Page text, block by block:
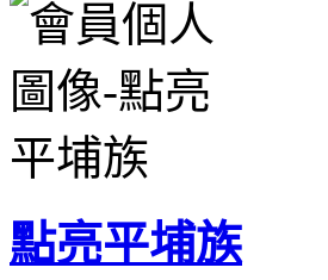
點亮平埔族